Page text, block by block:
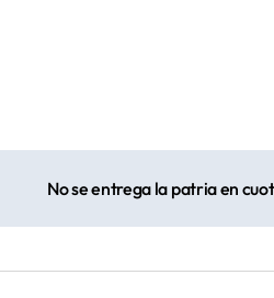
No se entrega la patria en